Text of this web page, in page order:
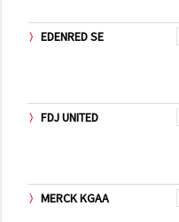
EDENRED SE
FDJ UNITED
MERCK KGAA